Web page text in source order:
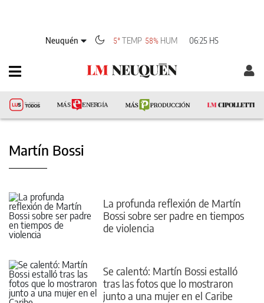
Neuquén 5°TEMP 58% HUM 06:25 HS
Martín Bossi
La profunda reflexión de Martín
Bossi sobre ser padre en tiempos
de violencia
Se calentó: Martín Bossi estalló
tras las fotos que lo mostraron
junto a una mujer en el Caribe